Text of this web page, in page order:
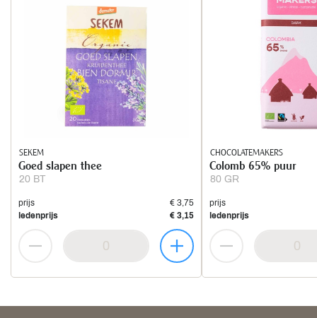
SEKEM
20 BT
Goed slapen thee
prijs
€ 3,75
ledenprijs
€ 3,15
CHOCOLATEMAKERS
80 GR
Colomb 65% puur
prijs
ledenprijs